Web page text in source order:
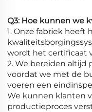
Q3: Hoe kunnen we
1. Onze fabriek
wordt het certificaat
2. We bereiden altijd
voordat we met de
voeren een
We kunnen klanten
productieproces